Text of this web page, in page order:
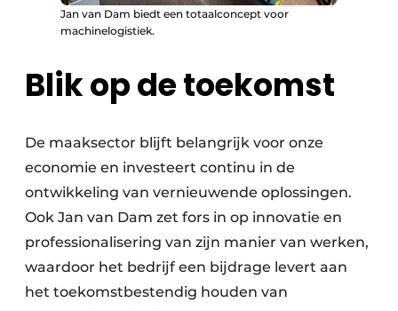
Jan van Dam biedt een totaalconcept voor
machinelogistiek.
Blik op de toekomst
De maaksector blijft belangrijk voor onze
economie en investeert continu in de
ontwikkeling van vernieuwende oplossingen.
Ook Jan van Dam zet fors in op innovatie en
professionalisering van zijn manier van werken,
waardoor het bedrijf een bijdrage levert aan
het toekomstbestendig houden van